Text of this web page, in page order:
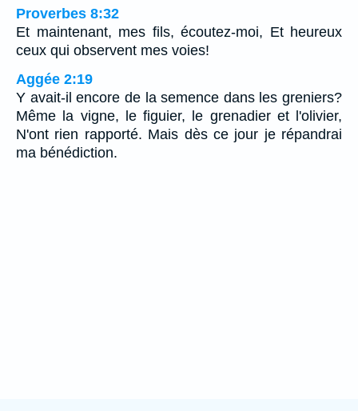
Proverbes 8:32
Et maintenant, mes fils, écoutez-moi, Et heureux
ceux qui observent mes voies!
Aggée 2:19
Y avait-il encore de la semence dans les greniers?
Même la vigne, le figuier, le grenadier et l'olivier,
N'ont rien rapporté. Mais dès ce jour je répandrai
ma bénédiction.